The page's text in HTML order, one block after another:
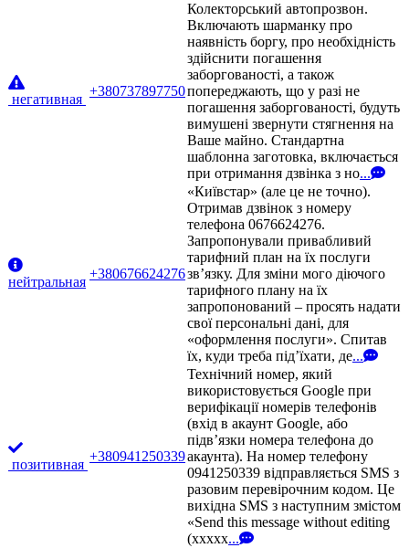
негативная
+380737897750
Колекторський автопрозвон.
Включають шарманку про
наявність боргу, про необхідність
здійснити погашення
заборгованості, а також
попереджають, що у разі не
погашення заборгованості, будуть
вимушені звернути стягнення на
Ваше майно. Стандартна
шаблонна заготовка, включається
при отримання дзвінка з но...
нейтральная
+380676624276
«Київстар» (але це не точно).
Отримав дзвінок з номеру
телефона 0676624276.
Запропонували привабливий
тарифний план на їх послуги
зв’язку. Для зміни мого діючого
тарифного плану на їх
запропонований – просять надати
свої персональні дані, для
«оформлення послуги». Спитав
їх, куди треба під’їхати, де...
позитивная
+380941250339
Технічний номер, який
використовується Google при
верифікації номерів телефонів
(вхід в акаунт Google, або
підв’язки номера телефона до
акаунта). На номер телефону
0941250339 відправляється SMS з
разовим перевірочним кодом. Це
вихідна SMS з наступним змістом
«Send this message without editing
(xxxxx...